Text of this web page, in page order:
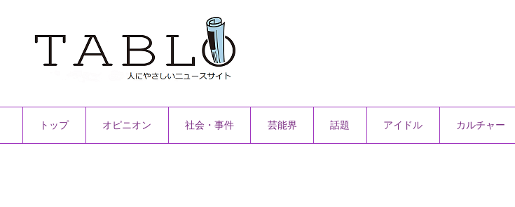
トップ オピニオン 社会・事件 芸能界 話題 アイドル カルチャー